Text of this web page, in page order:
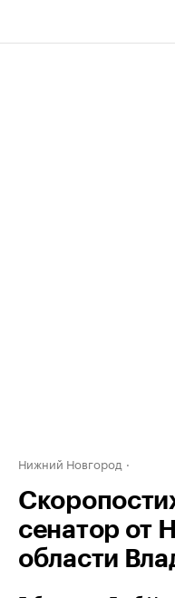
Нижний Новгород
сенатор от
области